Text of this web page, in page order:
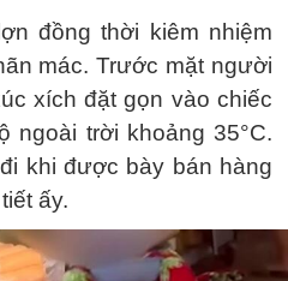
đồng thời kiêm nhiệm
mác. Trước mặt người
xích đặt gọn vào chiếc
ngoài trời khoảng 35°C.
khi được bày bán hàng
ấy.